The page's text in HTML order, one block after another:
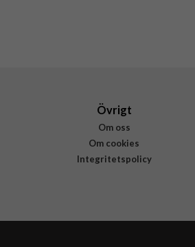
Övrigt
Om oss
Om cookies
Integritetspolicy